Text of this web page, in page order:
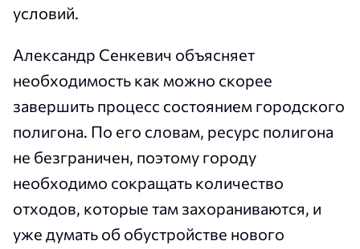
условий.
Александр Сенкевич объясняет
необходимость как можно скорее
завершить процесс состоянием городского
полигона. По его словам, ресурс полигона
не безграничен, поэтому городу
необходимо сокращать количество
отходов, которые там захораниваются, и
уже думать об обустройстве нового